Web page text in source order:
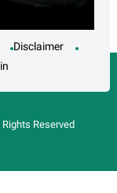
Disclaimer
Reserved